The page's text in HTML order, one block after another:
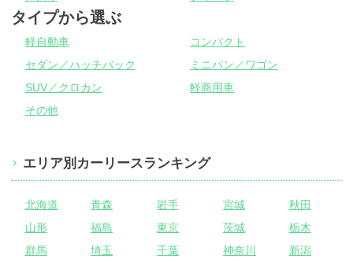
タイプから選ぶ
軽自動車
コンパクト
セダン／ハッチバック
ミニバン／ワゴン
SUV／クロカン
軽商用車
その他
エリア別カーリースランキング
北海道 青森 岩手 宮城
秋田
山形
福島 東京 茨城
栃木
群馬
埼玉 千葉 神奈川
新潟